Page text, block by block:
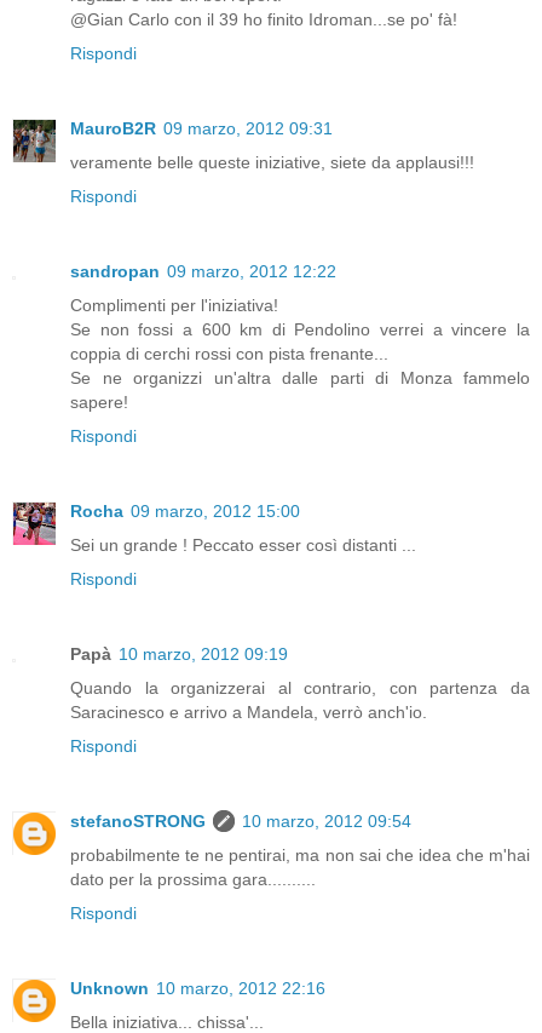
@Gian Carlo con il 39 ho finito Idroman...se po' fà!
Rispondi
MauroB2R 09 marzo, 2012 09:31
veramente belle queste iniziative, siete da applausi!!!
Rispondi
sandropan 09 marzo, 2012 12:22
Complimenti per l'iniziativa!
Se non fossi a 600 km di Pendolino verrei a vincere la
coppia di cerchi rossi con pista frenante...
Se ne organizzi un'altra dalle parti di Monza fammelo
sapere!
Rispondi
Rocha 09 marzo, 2012 15:00
Sei un grande ! Peccato esser così distanti ...
Rispondi
Papà 10 marzo, 2012 09:19
Quando la organizzerai al contrario, con partenza da
Saracinesco e arrivo a Mandela, verrò anch'io.
Rispondi
stefanoSTRONG
10 marzo, 2012 09:54
probabilmente te ne pentirai, ma non sai che idea che m'hai
dato per la prossima gara..........
Rispondi
Unknown 10 marzo, 2012 22:16
Bella iniziativa... chissa'...